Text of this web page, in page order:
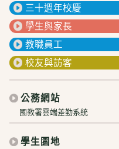
三十週年校慶
學生與家長
教職員工
校友與訪客
公務網站
國教署雲端差勤系統
學生園地